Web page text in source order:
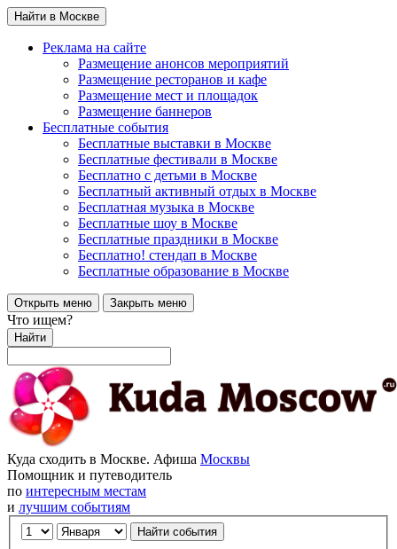
Найти в Москве
Реклама на сайте
Размещение анонсов мероприятий
Размещение ресторанов и кафе
Размещение мест и площадок
Размещение баннеров
Бесплатные события
Бесплатные выставки в Москве
Бесплатные фестивали в Москве
Бесплатно с детьми в Москве
Бесплатный активный отдых в Москве
Бесплатная музыка в Москве
Бесплатные шоу в Москве
Бесплатные праздники в Москве
Бесплатно! стендап в Москве
Бесплатные образование в Москве
Открыть меню Закрыть меню
Что ищем?
Найти
Куда сходить в Москве. Афиша Москвы
Помощник и путеводитель
по интересным местам
и лучшим событиям